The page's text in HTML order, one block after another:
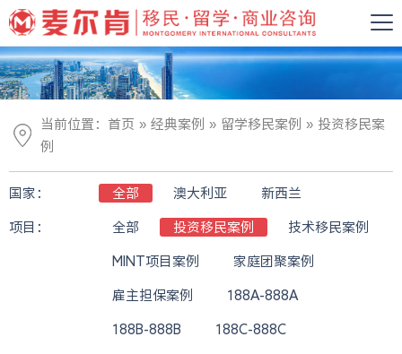
当前位置： 首页 » 经典案例 » 留学移民案例 » 投资移民案
例
国家： 全部 澳大利亚 新西兰
项目： 全部 投资移民案例 技术移民案例
MINT项目案例 家庭团聚案例
雇主担保案例 188A-888A
188B-888B 188C-888C